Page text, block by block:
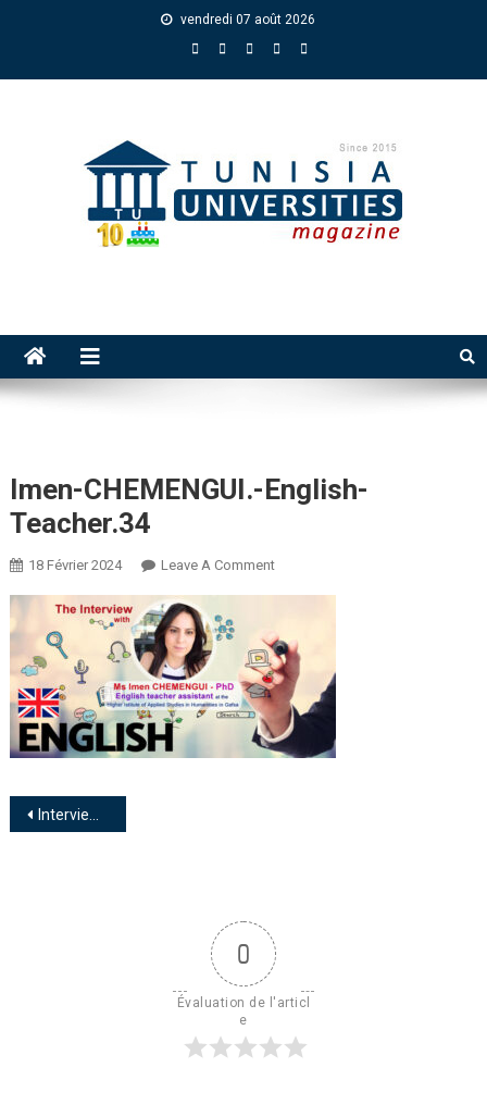
vendredi 07 août 2026
Imen-CHEMENGUI.-English-
Teacher.34
18 Février 2024 Leave A Comment
Interview with Ms Imen CHEMENGUI : « English is a ticket to a brighter future »
0
Évaluation de l'articl
e